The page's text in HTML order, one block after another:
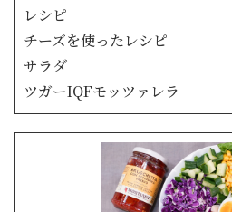
レシピ
チーズを使ったレシピ
サラダ
ツガーIQFモッツァレラ